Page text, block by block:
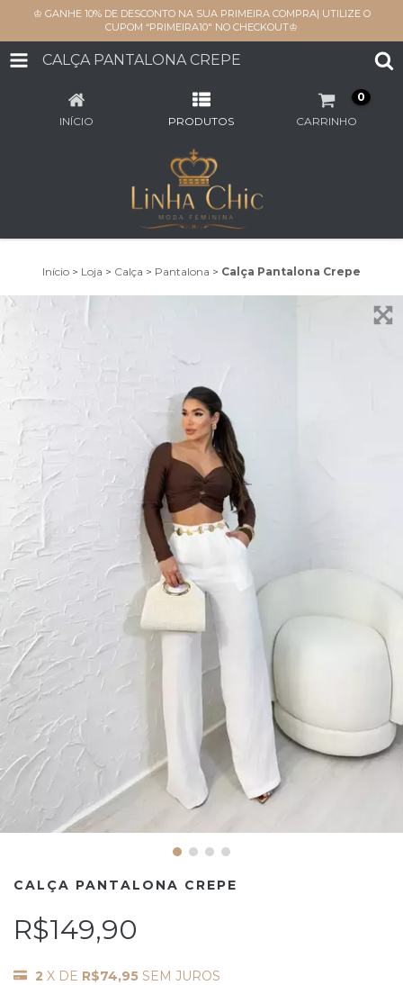
♔ GANHE 10% DE DESCONTO NA SUA PRIMEIRA COMPRA| UTILIZE O
CUPOM “PRIMEIRA10" NO CHECKOUT♔
CALÇA PANTALONA CREPE
INÍCIO PRODUTOS CARRINHO
0
Início > Loja > Calça > Pantalona > Calça Pantalona Crepe
CALÇA PANTALONA CREPE
R$149,90
2 X DE R$74,95 SEM JUROS